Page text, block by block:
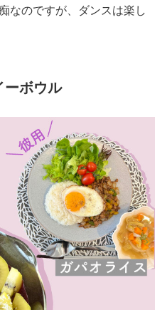
なのですが、ダンスは楽し
ーボウル